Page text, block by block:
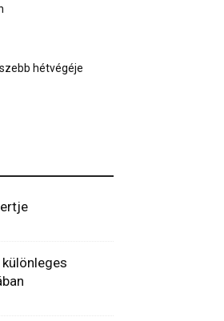
hétvégéje